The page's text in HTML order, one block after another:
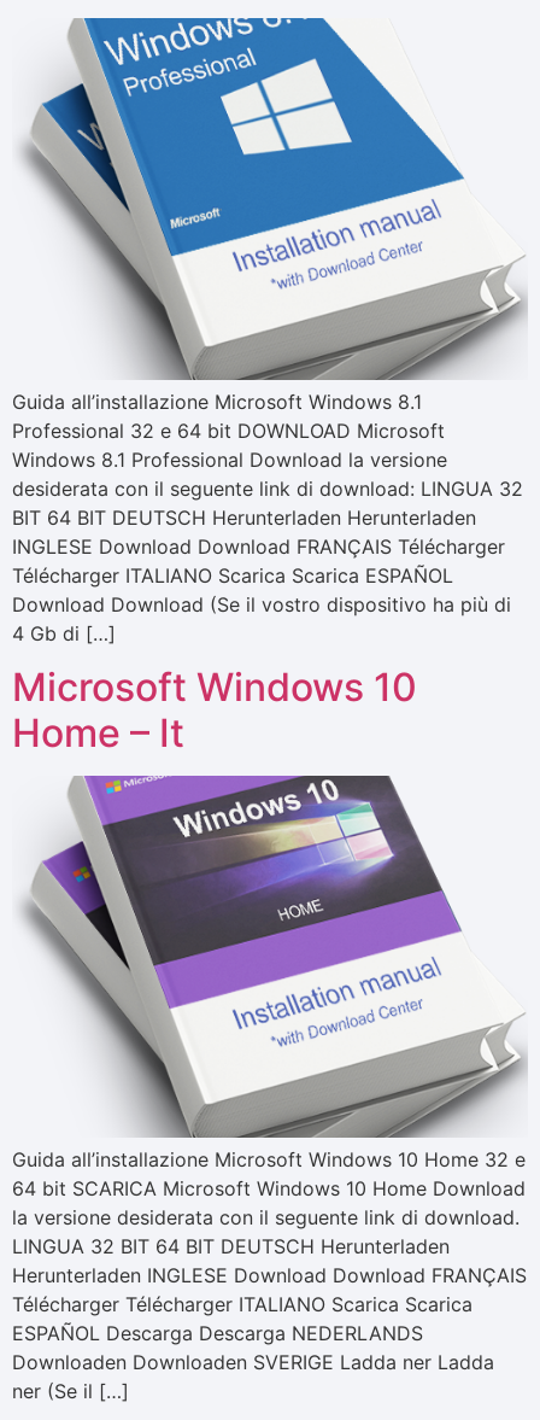
Guida all’installazione Microsoft Windows 8.1
Professional 32 e 64 bit DOWNLOAD Microsoft
Windows 8.1 Professional Download la versione
desiderata con il seguente link di download: LINGUA 32
BIT 64 BIT DEUTSCH Herunterladen Herunterladen
INGLESE Download Download FRANÇAIS Télécharger
Télécharger ITALIANO Scarica Scarica ESPAÑOL
Download Download (Se il vostro dispositivo ha più di
4 Gb di […]
Microsoft Windows 10
Home – It
Guida all’installazione Microsoft Windows 10 Home 32 e
64 bit SCARICA Microsoft Windows 10 Home Download
la versione desiderata con il seguente link di download.
LINGUA 32 BIT 64 BIT DEUTSCH Herunterladen
Herunterladen INGLESE Download Download FRANÇAIS
Télécharger Télécharger ITALIANO Scarica Scarica
ESPAÑOL Descarga Descarga NEDERLANDS
Downloaden Downloaden SVERIGE Ladda ner Ladda
ner (Se il […]